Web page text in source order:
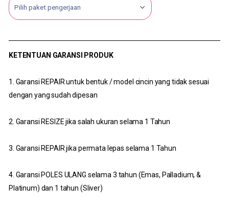
KETENTUAN GARANSI PRODUK
1. Garansi REPAIR untuk bentuk / model cincin yang tidak sesuai
dengan yang sudah dipesan
2. Garansi RESIZE jika salah ukuran selama 1 Tahun
3. Garansi REPAIR jika permata lepas selama 1 Tahun
4. Garansi POLES ULANG selama 3 tahun (Emas, Palladium, &
Platinum) dan 1 tahun (Sliver)